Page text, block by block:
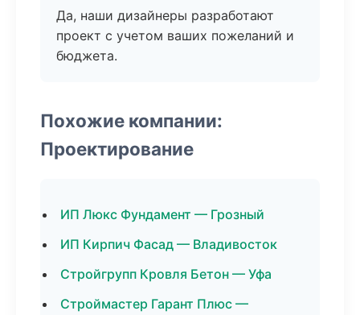
Да, наши дизайнеры разработают
проект с учетом ваших пожеланий и
бюджета.
Похожие компании:
Проектирование
ИП Люкс Фундамент — Грозный
ИП Кирпич Фасад — Владивосток
Стройгрупп Кровля Бетон — Уфа
Строймастер Гарант Плюс —